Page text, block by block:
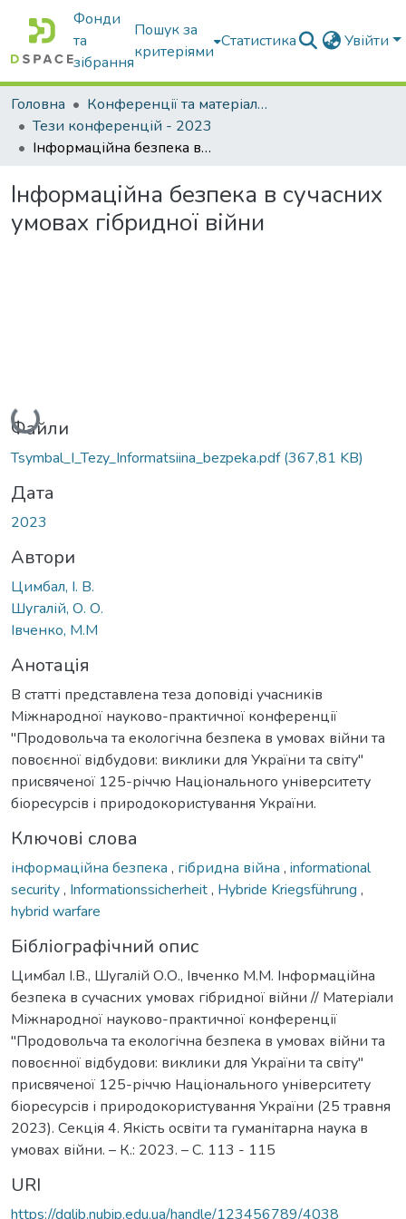
Фонди
та
зібрання
Пошук за
критеріями
Статистика Увійти
Головна
Конференції та матеріали конференцій
Тези конференцій - 2023
Інформаційна безпека в сучасних умовах гібридної війни
Інформаційна безпека в сучасних
умовах гібридної війни
Вантажиться...
Файли
Tsymbal_I_Tezy_Informatsiina_bezpeka.pdf(367,81 KB)
Дата
2023
Автори
Цимбал, І. В.
Шугалій, О. О.
Івченко, М.М
Анотація
В статті представлена теза доповіді учасників
Міжнародної науково-практичної конференції
"Продовольча та екологічна безпека в умовах війни та
повоєнної відбудови: виклики для України та світу"
присвяченої 125-річчю Національного університету
біоресурсів і природокористування України.
Ключові слова
інформаційна безпека , гібридна війна , informational
security, Informationssicherheit, Hybride Kriegsführung ,
hybrid warfare
Бібліографічний опис
Цимбал І.В., Шугалій О.О., Івченко М.М. Інформаційна
безпека в сучасних умовах гібридної війни // Матеріали
Міжнародної науково-практичної конференції
"Продовольча та екологічна безпека в умовах війни та
повоєнної відбудови: виклики для України та світу"
присвяченої 125-річчю Національного університету
біоресурсів і природокористування України (25 травня
2023). Секція 4. Якість освіти та гуманітарна наука в
умовах війни. – К.: 2023. – С. 113 - 115
URI
https://dglib.nubip.edu.ua/handle/123456789/4038